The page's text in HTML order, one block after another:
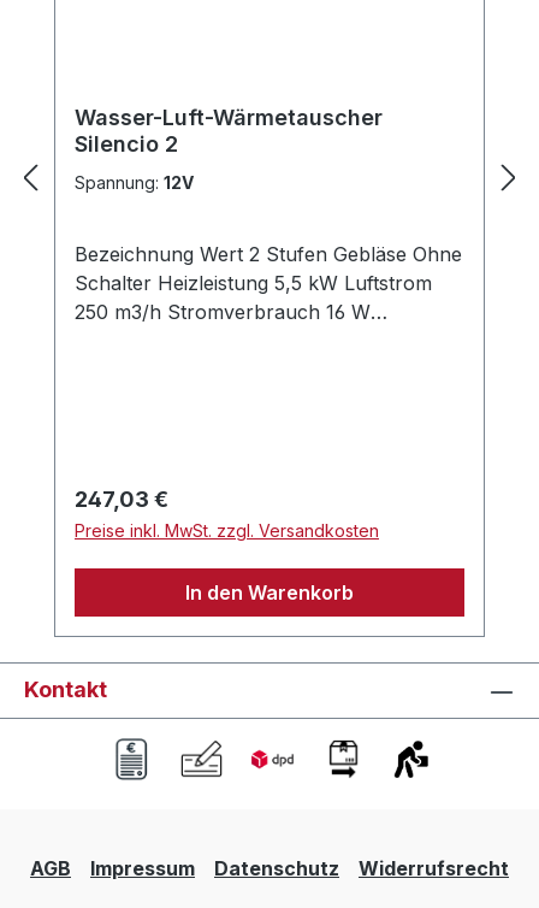
Wasser-Luft-Wärmetauscher
Silencio 2
Spannung: 12V
Bezeichnung Wert 2 Stufen Gebläse Ohne
Schalter Heizleistung 5,5 kW Luftstrom
250 m3/h Stromverbrauch 16 W
geräuschlosen, energiesparenden Lüfter
Abmessungen (B/H/T): 321 x 152 x 125,7
cm
Regulärer Preis:
247,03 €
Preise inkl. MwSt. zzgl. Versandkosten
In den Warenkorb
Kontakt
AGB Impressum Datenschutz Widerrufsrecht